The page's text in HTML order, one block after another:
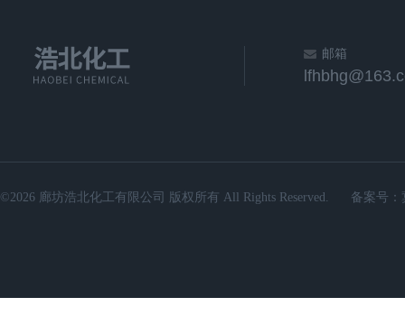
邮箱
©2026 廊坊浩北化工有限公司 版权所有 All Rights Reserved. 备案号：